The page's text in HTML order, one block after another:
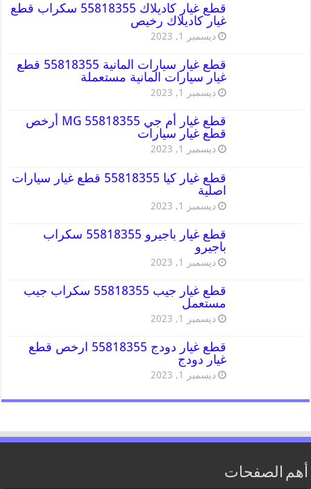
قطع غيار كاديلاك 55818355 سكراب قطع
غيار كاديلاك رخيص
ديسمبر 1, 2023
قطع غيار سيارات المانية 55818355 قطع
غيار سيارات المانية مستعملة
ديسمبر 1, 2023
قطع غيار أم جي MG 55818355 أرخص
قطع غيار سيارات
ديسمبر 1, 2023
قطع غيار كيا 55818355 قطع غيار سيارات
اصلية
ديسمبر 1, 2023
قطع غيار باجيرو 55818355 سكراب
باجيرو
ديسمبر 1, 2023
قطع غيار جيب 55818355 سكراب جيب
مستعمل
ديسمبر 1, 2023
قطع غيار دودج 55818355 ارخص قطع
غيار دودج
ديسمبر 1, 2023
أهم الصفحات